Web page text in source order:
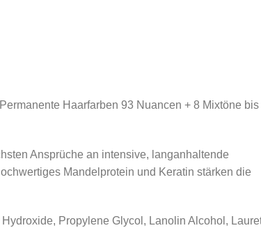
Haarfarben 93 Nuancen + 8 Mixtöne
Ansprüche an intensive, langanhaltende
Mandelprotein und Keratin stärken die
Propylene Glycol, Lanolin Alcohol,